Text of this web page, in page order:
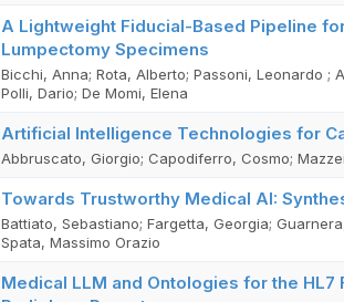
A Lightweight Fiducial-Based Pipeline
Lumpectomy Specimens
Bicchi, Anna; Rota, Alberto; Passoni, Leonardo ;
Polli, Dario; De Momi, Elena
Artificial Intelligence Technologies for
Abbruscato, Giorgio; Capodiferro, Cosmo;
Towards Trustworthy Medical AI:
Battiato, Sebastiano; Fargetta, Georgia;
Spata, Massimo Orazio
Medical LLM and Ontologies for the